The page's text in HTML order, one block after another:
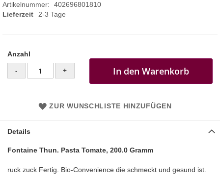
Artikelnummer
402696801810
Lieferzeit
2-3 Tage
Anzahl
- + In den Warenkorb
ZUR WUNSCHLISTE HINZUFÜGEN
Details
Fontaine Thun. Pasta Tomate, 200.0 Gramm
ruck zuck Fertig. Bio-Convenience die schmeckt und gesund ist.